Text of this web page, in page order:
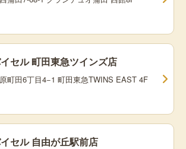
セル 町田東急ツインズ店
町田6丁目4−1 町田東急TWINS EAST 4F
セル 自由が丘駅前店